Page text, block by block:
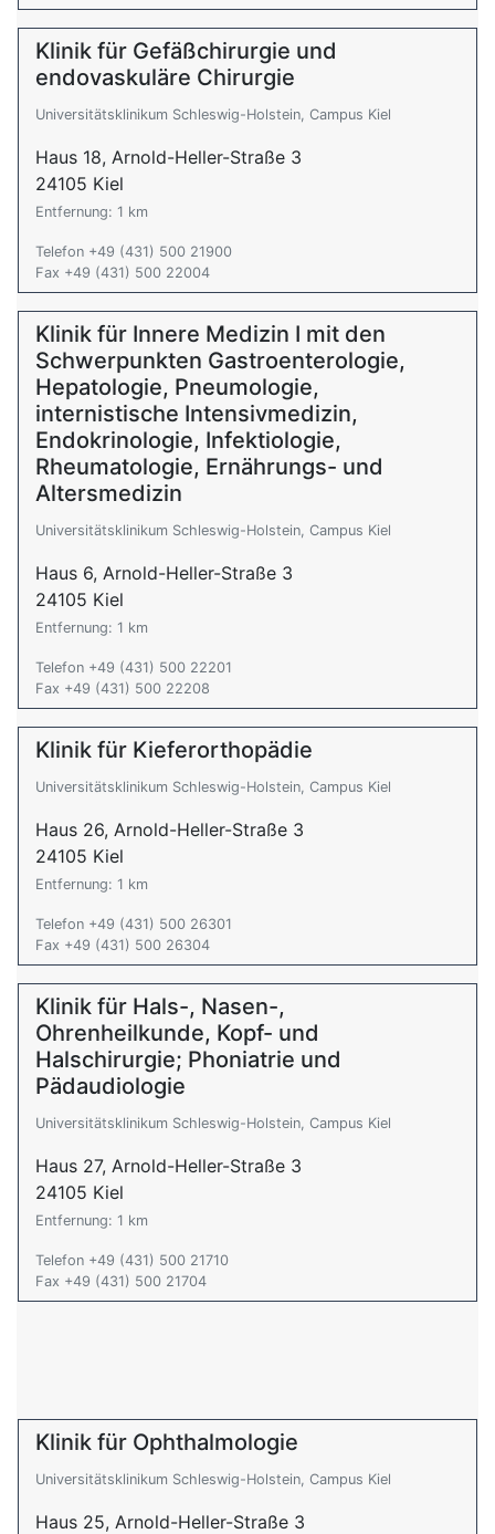
Klinik für Gefäßchirurgie und
endovaskuläre Chirurgie
Universitätsklinikum Schleswig-Holstein, Campus Kiel
Haus 18, Arnold-Heller-Straße 3
24105 Kiel
Entfernung: 1 km
Telefon +49 (431) 500 21900
Fax +49 (431) 500 22004
Klinik für Innere Medizin I mit den
Schwerpunkten Gastroenterologie,
Hepatologie, Pneumologie,
internistische Intensivmedizin,
Endokrinologie, Infektiologie,
Rheumatologie, Ernährungs- und
Altersmedizin
Universitätsklinikum Schleswig-Holstein, Campus Kiel
Haus 6, Arnold-Heller-Straße 3
24105 Kiel
Entfernung: 1 km
Telefon +49 (431) 500 22201
Fax +49 (431) 500 22208
Klinik für Kieferorthopädie
Universitätsklinikum Schleswig-Holstein, Campus Kiel
Haus 26, Arnold-Heller-Straße 3
24105 Kiel
Entfernung: 1 km
Telefon +49 (431) 500 26301
Fax +49 (431) 500 26304
Klinik für Hals-, Nasen-,
Ohrenheilkunde, Kopf- und
Halschirurgie; Phoniatrie und
Pädaudiologie
Universitätsklinikum Schleswig-Holstein, Campus Kiel
Haus 27, Arnold-Heller-Straße 3
24105 Kiel
Entfernung: 1 km
Telefon +49 (431) 500 21710
Fax +49 (431) 500 21704
Klinik für Ophthalmologie
Universitätsklinikum Schleswig-Holstein, Campus Kiel
Haus 25, Arnold-Heller-Straße 3